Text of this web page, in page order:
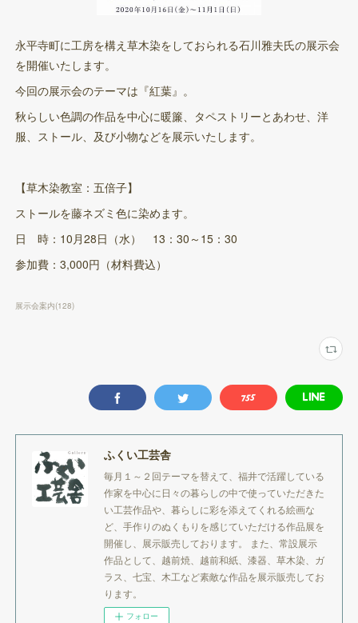
永平寺町に工房を構え草木染をしておられる石川雅夫氏の展示会
を開催いたします。
今回の展示会のテーマは『紅葉』。
秋らしい色調の作品を中心に暖簾、タペストリーとあわせ、洋
服、ストール、及び小物などを展示いたします。
【草木染教室：五倍子】
ストールを藤ネズミ色に染めます。
日 時：10月28日（水） 13：30～15：30
参加費：3,000円（材料費込）
展示会案内(128)
ふくい工芸舎
毎月１～２回テーマを替えて、福井で活躍している
作家を中心に日々の暮らしの中で使っていただきた
い工芸作品や、暮らしに彩を添えてくれる絵画な
ど、手作りのぬくもりを感じていただける作品展を
開催し、展示販売しております。 また、常設展示
作品として、越前焼、越前和紙、漆器、草木染、ガ
ラス、七宝、木工など素敵な作品を展示販売してお
ります。
フォロー